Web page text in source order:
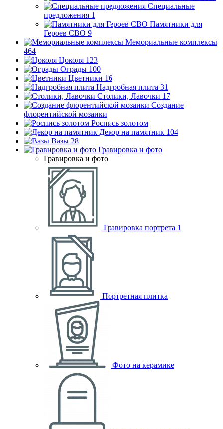
Специальные
предложения 1
Памятники для
Героев СВО 9
Мемориальные комплексы
464
Цоколя 123
Ограды 100
Цветники 16
Надгробная плита 31
Столики, Лавочки 17
Создание
флорентийской мозаики
Роспись золотом
Декор на памятник 104
Вазы 28
Гравировка и фото
Гравировка и фото
Гравировка портрета 1
Портретная плитка
Фото на керамике